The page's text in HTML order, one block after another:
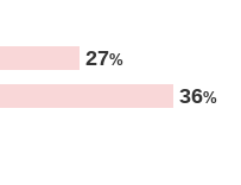
27%
36%